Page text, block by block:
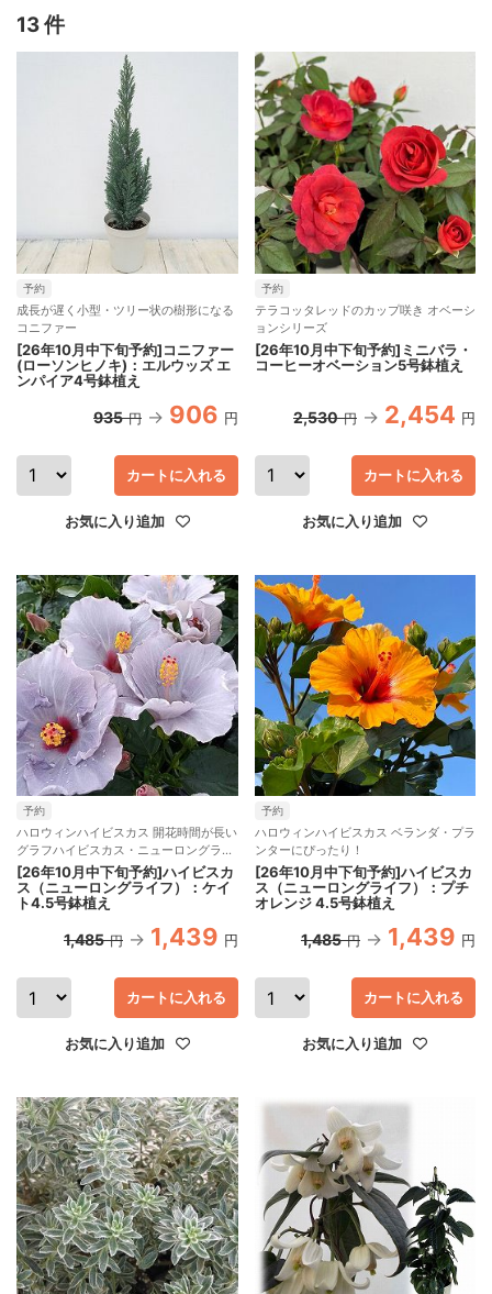
13 件
予約
成長が遅く小型・ツリー状の樹形になる
コニファー
[26年10月中下旬予約]コニファー
(ローソンヒノキ)：エルウッズ エ
ンパイア4号鉢植え
935 円 906 円
お気に入り追加
カートに入れる
予約
テラコッタレッドのカップ咲き オベーシ
ョンシリーズ
[26年10月中下旬予約]ミニバラ・
コーヒーオベーション5号鉢植え
2,530 円 2,454 円
お気に入り追加
カートに入れる
予約
ハロウィンハイビスカス 開花時間が長い
グラフハイビスカス・ニューロングライ
フ
[26年10月中下旬予約]ハイビスカ
ス（ニューロングライフ）：ケイ
ト4.5号鉢植え
1,485 円 1,439 円
お気に入り追加
カートに入れる
予約
ハロウィンハイビスカス ベランダ・プラ
ンターにぴったり！
[26年10月中下旬予約]ハイビスカ
ス（ニューロングライフ）：プチ
オレンジ 4.5号鉢植え
1,485 円 1,439 円
お気に入り追加
カートに入れる